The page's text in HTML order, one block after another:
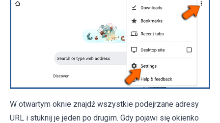
W otwartym oknie znajdź wszystkie podejrzane adresy
URL i stuknij je jeden po drugim. Gdy pojawi się okienko